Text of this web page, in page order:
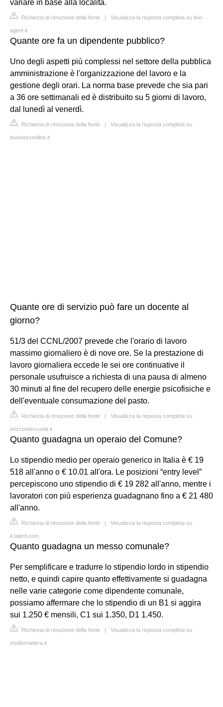
variare in base alla località.
Richiesta di rimozione della fonte | Visualizza la risposta completa su live-
agent.it
Quante ore fa un dipendente pubblico?
Uno degli aspetti più complessi nel settore della pubblica
amministrazione è l'organizzazione del lavoro e la
gestione degli orari. La norma base prevede che sia pari
a 36 ore settimanali ed è distribuito su 5 giorni di lavoro,
dal lunedì al venerdì.
Richiesta di rimozione della fonte | Visualizza la risposta completa su
businessonline.it
Quante ore di servizio può fare un docente al
giorno?
51/3 del CCNL/2007 prevede che l'orario di lavoro
massimo giornaliero è di nove ore. Se la prestazione di
lavoro giornaliera eccede le sei ore continuative il
personale usufruisce a richiesta di una pausa di almeno
30 minuti al fine del recupero delle energie psicofisiche e
dell'eventuale consumazione del pasto.
Richiesta di rimozione della fonte | Visualizza la risposta completa su
orizzontescuola.it
Quanto guadagna un operaio del Comune?
Lo stipendio medio per operaio generico in Italia è € 19
518 all'anno o € 10.01 all'ora. Le posizioni “entry level”
percepiscono uno stipendio di € 19 282 all'anno, mentre i
lavoratori con più esperienza guadagnano fino a € 21 480
all'anno.
Richiesta di rimozione della fonte | Visualizza la risposta completa su
it.talent.com
Quanto guadagna un messo comunale?
Per semplificare e tradurre lo stipendio lordo in stipendio
netto, e quindi capire quanto effettivamente si guadagna
nelle varie categorie come dipendente comunale,
possiamo affermare che lo stipendio di un B1 si aggira
sui 1.250 € mensili, C1 sui 1.350, D1 1.450.
Richiesta di rimozione della fonte | Visualizza la risposta completa su
studiomadera.it